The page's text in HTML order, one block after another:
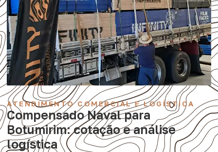
ATENDIMENTO COMERCIAL E LOGÍSTICA
Compensado Naval para
Botumirim: cotação e análise
logística